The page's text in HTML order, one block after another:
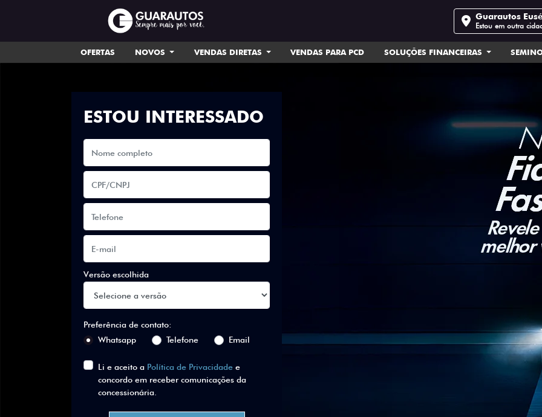
Guarautos
Estou em outra
OFERTAS NOVOS VENDAS DIRETAS VENDAS PARA PCD SOLUÇÕES FINANCEIRAS
ESTOU INTERESSADO
Versão escolhida
Preferência de contato:
Whatsapp
Telefone Email
Li e aceito a Política de Privacidade e
concordo em receber comunicações da
concessionária.